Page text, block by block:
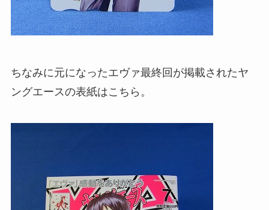
ちなみに元になったエヴァ最終回が掲載されたヤ
ングエースの表紙はこちら。